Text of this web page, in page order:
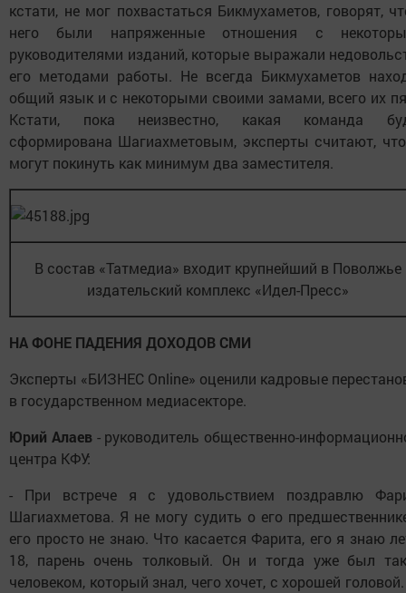
кстати, не мог похвастаться Бикмухаметов, говорят,
него были напряженные отношения с
руководителями изданий, которые выражали
его методами работы. Не всегда Бикмухаметов
общий язык и с некоторыми своими замами, всего их
Кстати, пока неизвестно, какая команда
сформирована Шагиахметовым, эксперты считают,
могут покинуть как минимум два заместителя.
В состав «Татмедиа» входит крупнейший в Поволжье
издательский комплекс «Идел-Пресс»
НА ФОНЕ ПАДЕНИЯ ДОХОДОВ СМИ
Эксперты «БИЗНЕС Online» оценили кадровые
в государственном медиасекторе.
Юрий Алаев- руководитель общественно-
центра КФУ:
- При встрече я с удовольствием поздравлю
Шагиахметова. Я не могу судить о его
его просто не знаю. Что касается Фарита, его я знаю
18, парень очень толковый. Он и тогда уже был
человеком, который знал, чего хочет, с хорошей